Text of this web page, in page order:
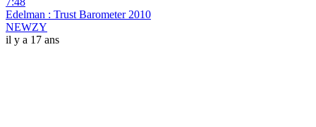
Edelman : Trust Barometer 2010
NEWZY
il y a 17 ans